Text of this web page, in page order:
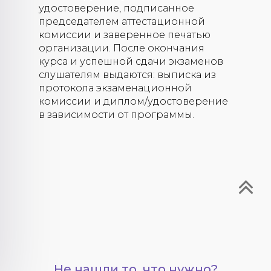
квалификации.
удостоверение, подписанное
председателем аттестационной
комиссии и заверенное печатью
организации. После окончания
курса и успешной сдачи экзаменов
слушателям выдаются: выписка из
протокола экзаменационной
комиссии и диплом/удостоверение
в зависимости от программы.